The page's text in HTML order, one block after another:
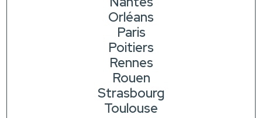
Orléans
Paris
Poitiers
Rennes
Rouen
Strasbourg
Toulouse